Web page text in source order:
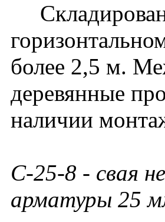
более 2,5 м.
деревянные
наличии
С-25-8 - свая
арматуры 25